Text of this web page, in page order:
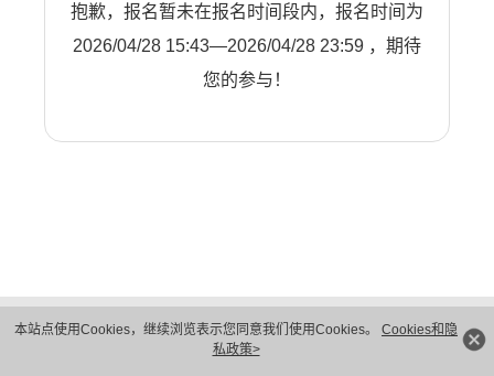
本站点使用Cookies，继续浏览表示您同意我们使用Cookies。 Cookies和隐
私政策>
抱歉，报名暂未在报名时间段内，报名时间为
2026/04/28 15:43—2026/04/28 23:59 ，期待
您的参与！
隐私保护
法律声明